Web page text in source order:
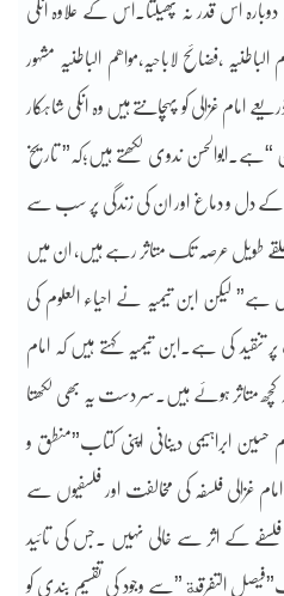
دوبارہ اس قدر نہ پھیلتا۔اس کے علاوہ انکی
،فضائح لاباحیہ،مواھم الباطنیہ مشہور
غزالی کو پہچانتے ہیں وہ انکی شاہکار
“ہے۔ابوالحسن ندوی لکھتے ہیں؛کہ” تاریخ
کے دل و دماغ اور ان کی زندگی پر سب سے
طویل عرصہ تک متاثر رہے ہیں، ان میں
ہے” لیکن ابن تیمیہ نے احیاء العلوم کی
کی ہے۔ابن تیمیہ کہتے ہیں کہ امام
کچھ متاثر ہوئے ہیں۔سر دست یہ بھی لکھتا
حسین ابراہیمی دینانی اپنی کتاب”منطق و
غزالی فلسفہ کی مخالفت اور فلسفیوں سے
کے اثر سے خالی نہیں ۔جس کی تائید
التفرقة”سے وجود کی تقسیم بندی کو